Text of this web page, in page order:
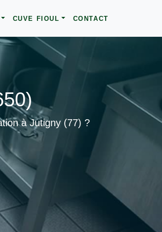
CUVE FIOUL CONTACT
à Jutigny (77) ?